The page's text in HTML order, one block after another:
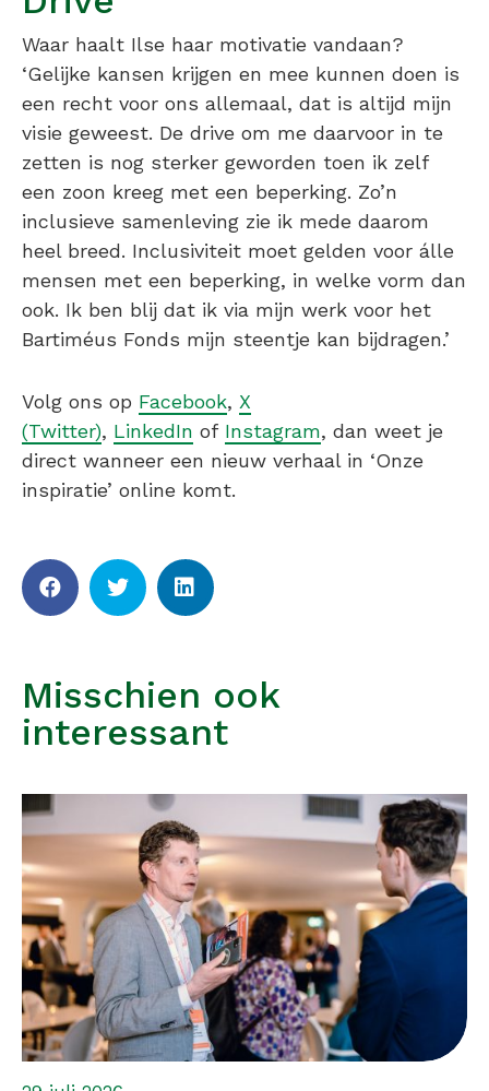
Waar haalt Ilse haar motivatie vandaan?
‘Gelijke kansen krijgen en mee kunnen doen is
een recht voor ons allemaal, dat is altijd mijn
visie geweest. De drive om me daarvoor in te
zetten is nog sterker geworden toen ik zelf
een zoon kreeg met een beperking. Zo’n
inclusieve samenleving zie ik mede daarom
heel breed. Inclusiviteit moet gelden voor álle
mensen met een beperking, in welke vorm dan
ook. Ik ben blij dat ik via mijn werk voor het
Bartiméus Fonds mijn steentje kan bijdragen.’
Volg ons op Facebook, X
(Twitter), LinkedIn of Instagram, dan weet je
direct wanneer een nieuw verhaal in ‘Onze
inspiratie’ online komt.
Misschien ook
interessant